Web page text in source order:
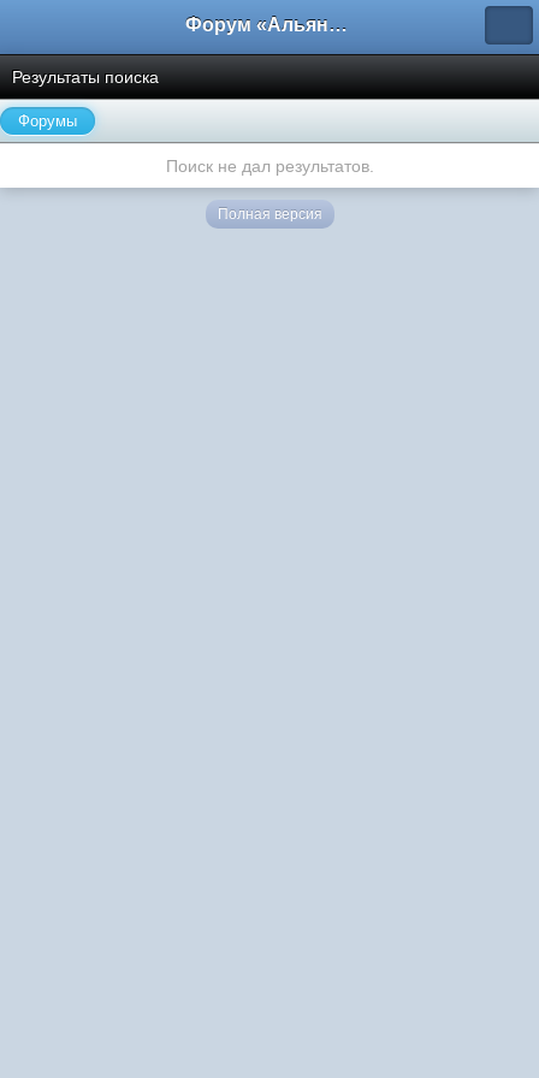
Форум «Альянса вольных переводчиков»
Результаты поиска
Форумы
Поиск не дал результатов.
Полная версия